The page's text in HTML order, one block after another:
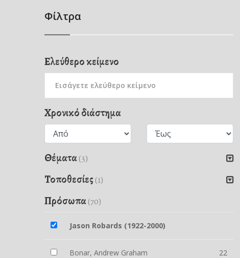
Φίλτρα
Ελεύθερο κείμενο
Χρονικό διάστημα
Θέματα(3)
Τοποθεσίες (1)
Πρόσωπα(70)
Jason Robards (1922-2000)
Bonar, Andrew Graham 22